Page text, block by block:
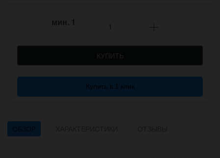
мин. 1
КУПИТЬ
Купить в 1 клик
ОБЗОР